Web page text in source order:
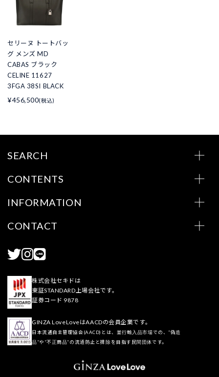
セリーヌ トートバッ
グ メンズ MD
CABAS ブラック
CELINE 11627
3FGA 38SI BLACK
¥456,500(税込)
SEARCH
CONTENTS
INFORMATION
CONTACT
株式会社セキドは
東証STANDARD上場会社です。
証券コード 9878
GINZA LoveLoveはAACDの会員企業です。
日本流通自主管理協会(AACD)とは、並行輸入品市場での、“偽造
品”や“不正商品”の流通防止と排除を目指す民間団体です。